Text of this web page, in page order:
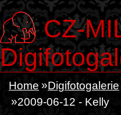
CZ-
Home Digifotogalerie
2009-06-12 - Kelly